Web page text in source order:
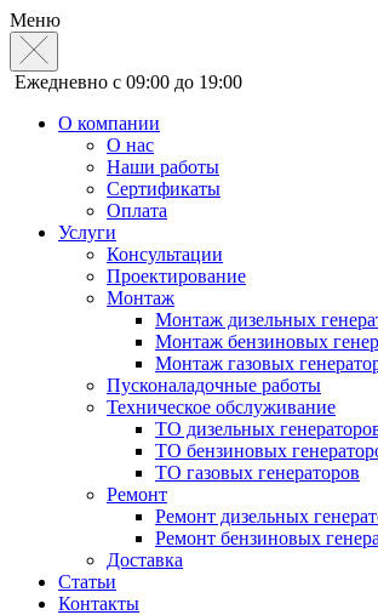
Меню
Ежедневно с 09:00 до 19:00
О компании
О нас
Наши работы
Сертификаты
Оплата
Услуги
Консультации
Проектирование
Монтаж
Монтаж дизельных
Монтаж бензиновых
Монтаж газовых
Пусконаладочные работы
Техническое обслуживание
ТО дизельных
ТО бензиновых
ТО газовых генераторов
Ремонт
Ремонт дизельных
Ремонт бензиновых
Доставка
Статьи
Контакты